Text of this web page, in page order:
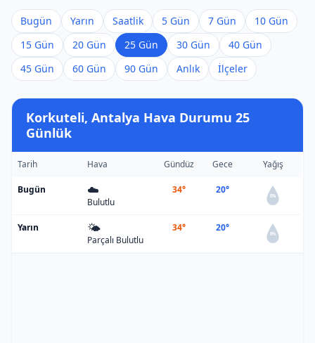
Bugün Yarın Saatlik 5 Gün 7 Gün
10 Gün
15 Gün
20 Gün 25 Gün 30 Gün
40 Gün
45 Gün
60 Gün 90 Gün Anlık İlçeler
Korkuteli, Antalya Hava Durumu 25
Günlük
Tarih Hava Gündüz Gece Yağış
Bugün ☁️
Bulutlu
34° 20°
0%
Yarın 🌤️
Parçalı Bulutlu
34° 20°
0%